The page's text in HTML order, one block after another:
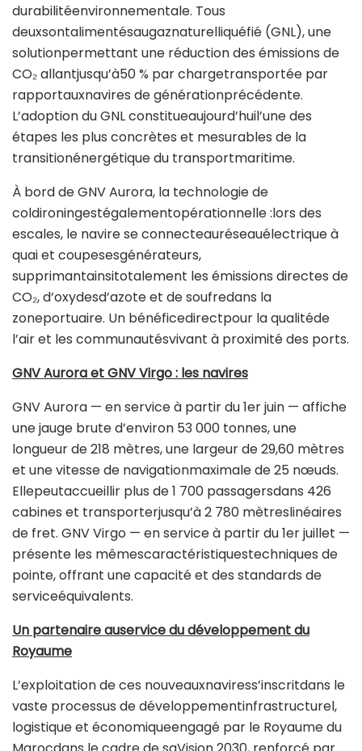
durabilitéenvironnementale. Tous
deuxsontalimentésaugaznaturelliquéfié (GNL), une
solutionpermettant une réduction des émissions de
CO₂ allantjusqu’à50 % par chargetransportée par
rapportauxnavires de générationprécédente.
L’adoption du GNL constitueaujourd’huil’une des
étapes les plus concrètes et mesurables de la
transitionénergétique du transportmaritime.
À bord de GNV Aurora, la technologie de
coldironingestégalementopérationnelle :lors des
escales, le navire se connecteauréseauélectrique à
quai et coupesesgénérateurs,
supprimantainsitotalement les émissions directes de
CO₂, d’oxydesd’azote et de soufredans la
zoneportuaire. Un bénéficedirectpour la qualitéde
l’air et les communautésvivant à proximité des ports.
GNV Aurora et GNV Virgo : les navires
GNV Aurora — en service à partir du 1er juin — affiche
une jauge brute d’environ 53 000 tonnes, une
longueur de 218 mètres, une largeur de 29,60 mètres
et une vitesse de navigationmaximale de 25 nœuds.
Ellepeutaccueillir plus de 1 700 passagersdans 426
cabines et transporterjusqu’à 2 780 mètreslinéaires
de fret. GNV Virgo — en service à partir du 1er juillet —
présente les mêmescaractéristiquestechniques de
pointe, offrant une capacité et des standards de
serviceéquivalents.
Un partenaire auservice du développement du
Royaume
L’exploitation de ces nouveauxnaviress’inscritdans le
vaste processus de développementinfrastructurel,
logistique et économiqueengagé par le Royaume du